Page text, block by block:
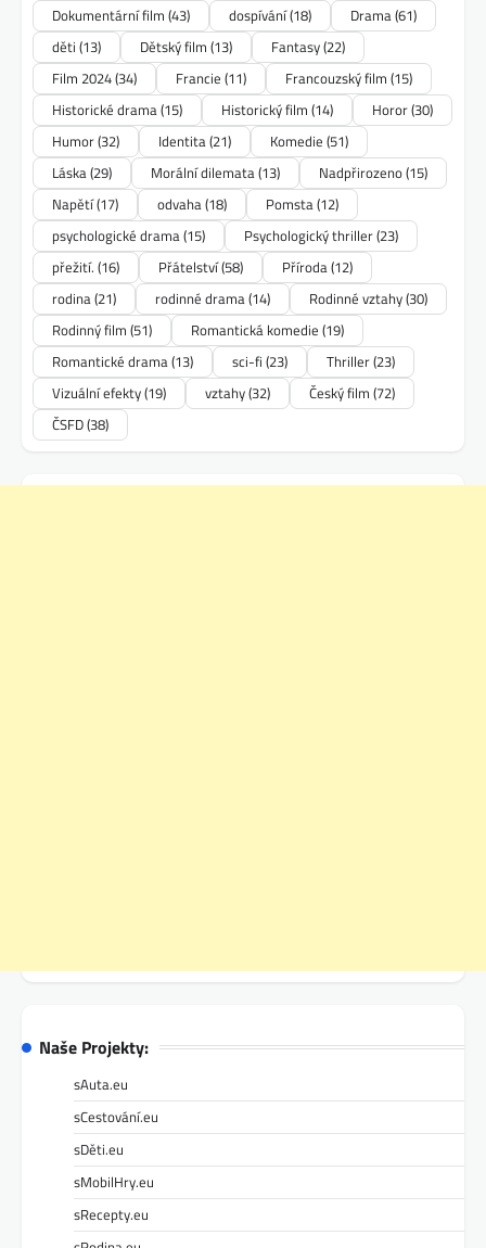
Dokumentární film (43) dospívání(18) Drama(61)
děti (13) Dětský film (13) Fantasy(22)
Film 2024(34) Francie (11) Francouzský film (15)
Historické drama(15) Historický film (14) Horor(30)
Humor(32) Identita(21) Komedie (51)
Láska(29) Morální dilemata(13) Nadpřirozeno(15)
Napětí(17) odvaha(18) Pomsta(12)
psychologické drama(15) Psychologický thriller(23)
přežití. (16) Přátelství(58) Příroda(12)
rodina(21) rodinné drama(14) Rodinné vztahy(30)
Rodinný film (51) Romantická komedie (19)
Romantické drama(13) sci-fi (23) Thriller(23)
Vizuální efekty(19) vztahy(32) Český film (72)
ČSFD(38)
Naše Projekty:
sAuta.eu
sCestování.eu
sDěti.eu
sMobilHry.eu
sRecepty.eu